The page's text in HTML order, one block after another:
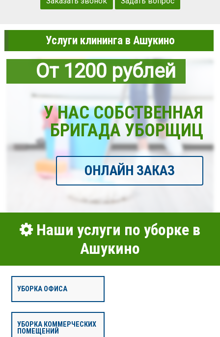
Услуги клининга в Ашукино
От 1200 рублей
У НАС СОБСТВЕННАЯ
БРИГАДА УБОРЩИЦ
ОНЛАЙН ЗАКАЗ
Наши услуги по уборке в
Ашукино
УБОРКА ОФИСА
УБОРКА КОММЕРЧЕСКИХ
ПОМЕЩЕНИЙ